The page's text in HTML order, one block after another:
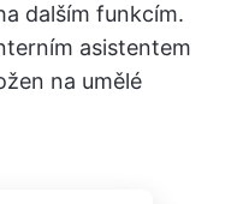
dalším funkcím.
asistentem
na umělé